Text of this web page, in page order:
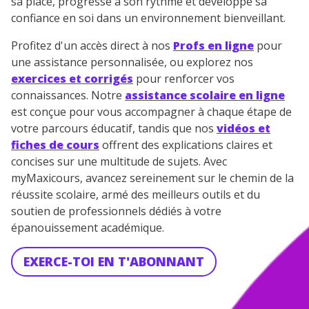
confiance en soi dans un environnement bienveillant.
Profitez d'un accès direct à nos Profs en ligne pour
une assistance personnalisée, ou explorez nos
exercices et corrigés pour renforcer vos
connaissances. Notre assistance scolaire en ligne
est conçue pour vous accompagner à chaque étape de
votre parcours éducatif, tandis que nos vidéos et
fiches de cours offrent des explications claires et
concises sur une multitude de sujets. Avec
myMaxicours, avancez sereinement sur le chemin de la
réussite scolaire, armé des meilleurs outils et du
soutien de professionnels dédiés à votre
épanouissement académique.
EXERCE-TOI EN T'ABONNANT